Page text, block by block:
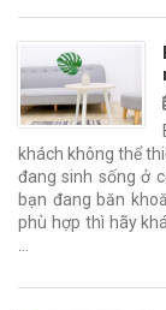
khách không thể
đang sinh sống ở
bạn đang băn
phù hợp thì hãy